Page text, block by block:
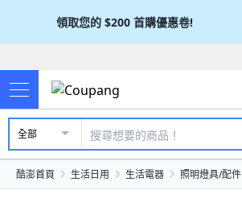
領取您的 $200 首購優惠卷!
全部
酷澎首頁 生活日用 生活電器 照明燈具/配件